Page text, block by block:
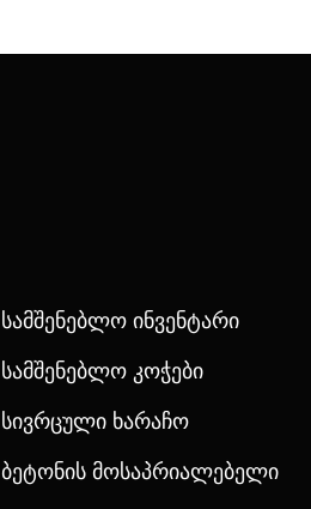
Სამშენებლო Ინვენტარი
Სამშენებლო Კოჭები
Სივრცული Ხარაჩო
Ბეტონის Მოსაპრიალებელი